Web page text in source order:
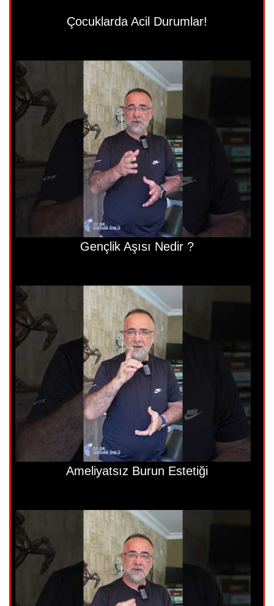
Çocuklarda Acil Durumlar!
Gençlik Aşısı Nedir ?
Ameliyatsız Burun Estetiği